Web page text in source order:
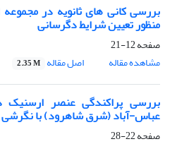
بررسی کانی های ثانویه در
منظور تعیین شرایط دگرسانی
صفحه12-21
مشاهده مقاله
اصل مقاله 2.35 M
بررسی پراکندگی عنصر
عباس-آباد (شرق شاهرود) با نگرشی
صفحه22-28